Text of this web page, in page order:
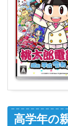
高学年の